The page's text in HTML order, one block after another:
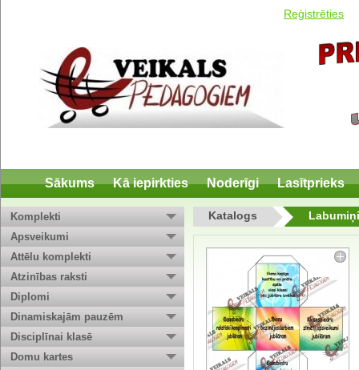
Reģistrēties
Sākums Kā iepirkties Noderīgi Lasītprieks
Komplekti
Apsveikumi
Attēlu komplekti
Atzinības raksti
Diplomi
Dinamiskajām pauzēm
Disciplīnai klasē
Domu kartes
Katalogs Labumiņi